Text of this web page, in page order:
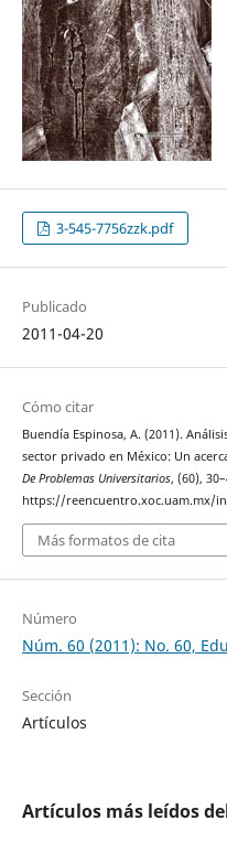
3-545-7756zzk.pdf
Publicado
2011-04-20
Cómo citar
Buendía Espinosa, A. (2011).
sector privado en México: Un
De Problemas Universitarios, (60),
https://reencuentro.xoc.uam.mx/
Más formatos de cita
Número
Núm. 60 (2011): No. 60,
Sección
Artículos
Artículos más leídos